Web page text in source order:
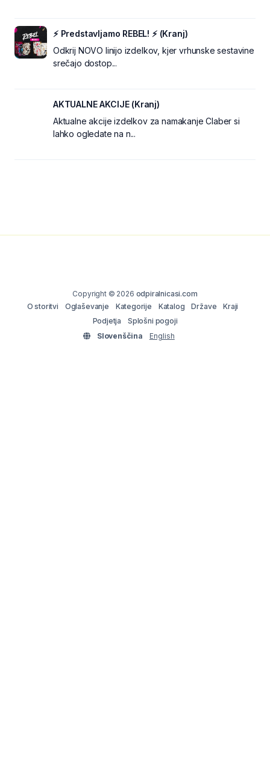
⚡ Predstavljamo REBEL! ⚡ (Kranj)
Odkrij NOVO linijo izdelkov, kjer vrhunske sestavine
srečajo dostop...
AKTUALNE AKCIJE (Kranj)
Aktualne akcije izdelkov za namakanje Claber si
lahko ogledate na n...
Copyright © 2026 odpiralnicasi.com
O storitvi
Oglaševanje Kategorije Katalog Države
Kraji
Podjetja
Splošni pogoji
Slovenščina
English